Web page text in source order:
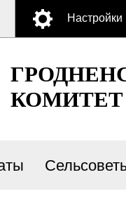
Настройки
КОМИТЕТ